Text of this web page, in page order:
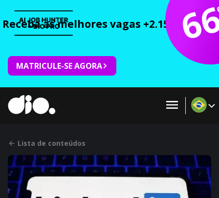
Receba as melhores vagas +2.150 cursos
MATRICULE-SE AGORA
Lista de conteúdos